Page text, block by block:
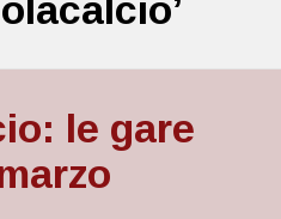
le gare